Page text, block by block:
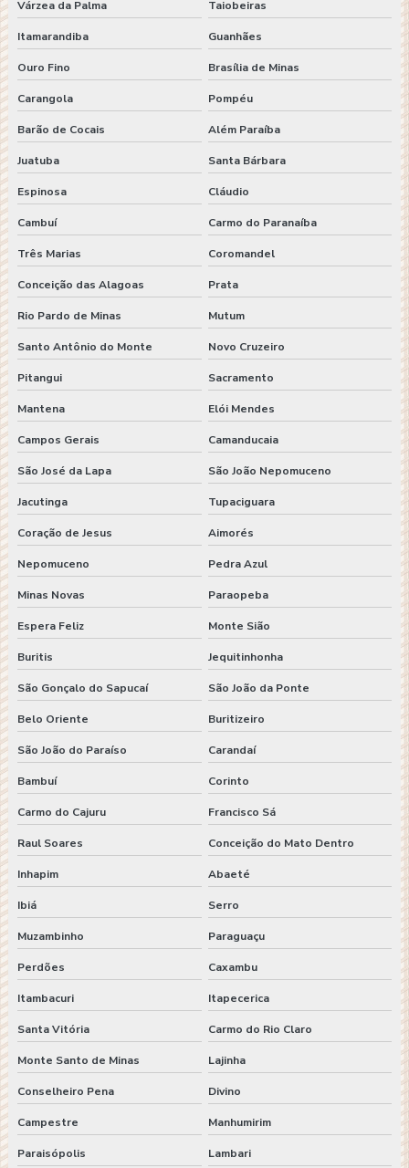
Várzea da Palma Taiobeiras
Itamarandiba Guanhães
Ouro Fino Brasília de Minas
Carangola Pompéu
Barão de Cocais Além Paraíba
Juatuba Santa Bárbara
Espinosa Cláudio
Cambuí Carmo do Paranaíba
Três Marias Coromandel
Conceição das Alagoas Prata
Rio Pardo de Minas Mutum
Santo Antônio do Monte Novo Cruzeiro
Pitangui Sacramento
Mantena Elói Mendes
Campos Gerais Camanducaia
São José da Lapa São João Nepomuceno
Jacutinga Tupaciguara
Coração de Jesus Aimorés
Nepomuceno Pedra Azul
Minas Novas Paraopeba
Espera Feliz Monte Sião
Buritis Jequitinhonha
São Gonçalo do Sapucaí São João da Ponte
Belo Oriente Buritizeiro
São João do Paraíso Carandaí
Bambuí Corinto
Carmo do Cajuru Francisco Sá
Raul Soares Conceição do Mato Dentro
Inhapim Abaeté
Ibiá Serro
Muzambinho Paraguaçu
Perdões Caxambu
Itambacuri Itapecerica
Santa Vitória Carmo do Rio Claro
Monte Santo de Minas Lajinha
Conselheiro Pena Divino
Campestre Manhumirim
Paraisópolis Lambari